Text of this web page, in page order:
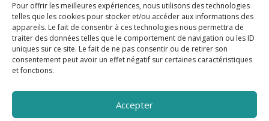
Pour offrir les meilleures expériences, nous utilisons des technologies
telles que les cookies pour stocker et/ou accéder aux informations des
appareils. Le fait de consentir à ces technologies nous permettra de
traiter des données telles que le comportement de navigation ou les ID
uniques sur ce site. Le fait de ne pas consentir ou de retirer son
consentement peut avoir un effet négatif sur certaines caractéristiques
et fonctions.
Accepter
FAIRE UN DON